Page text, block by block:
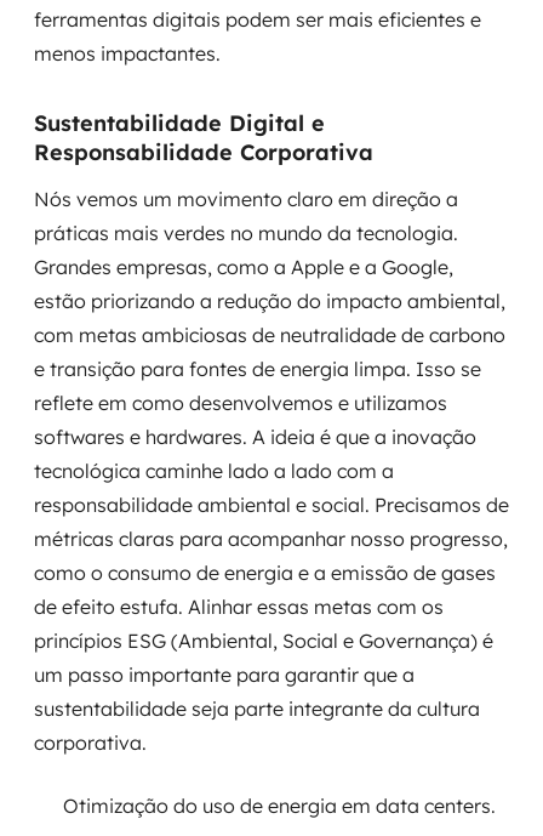
ferramentas digitais podem ser mais eficientes e
menos impactantes.
Sustentabilidade Digital e
Responsabilidade Corporativa
Nós vemos um movimento claro em direção a
práticas mais verdes no mundo da tecnologia.
Grandes empresas, como a Apple e a Google,
estão priorizando a redução do impacto ambiental,
com metas ambiciosas de neutralidade de carbono
e transição para fontes de energia limpa. Isso se
reflete em como desenvolvemos e utilizamos
softwares e hardwares. A ideia é que a inovação
tecnológica caminhe lado a lado com a
responsabilidade ambiental e social. Precisamos de
métricas claras para acompanhar nosso progresso,
como o consumo de energia e a emissão de gases
de efeito estufa. Alinhar essas metas com os
princípios ESG (Ambiental, Social e Governança) é
um passo importante para garantir que a
sustentabilidade seja parte integrante da cultura
corporativa.
Otimização do uso de energia em data centers.